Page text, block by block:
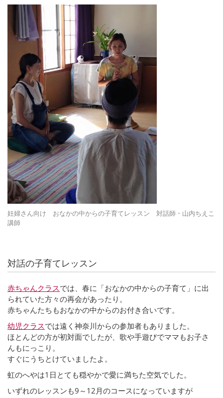
妊婦さん向け おなかの中からの子育てレッスン 対話師・山内ちえこ
講師
対話の子育てレッスン
赤ちゃんクラスでは、春に「おなかの中からの子育て」に出
られていた方々の再会があったり。
赤ちゃんたちもおなかの中からのお付き合いです。
幼児クラスでは遠く神奈川からの参加者もありました。
ほとんどの方が初対面でしたが、歌や手遊びでママもお子さ
んもにっこり。
すぐにうちとけていましたよ。
虹のへやは1日とても穏やかで愛に満ちた空気でした。
いずれのレッスンも9～12月のコースになっていますが